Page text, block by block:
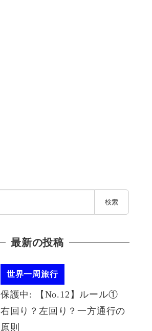
検索
最新の投稿
世界一周旅行
保護中: 【No.12】ルール①
右回り？左回り？一方通行の
原則